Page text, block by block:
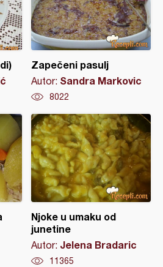
Zapečeni pasulj
Autor: Sandra Markovic
8022
Njoke u umaku od
junetine
Autor: Jelena Bradaric
11365